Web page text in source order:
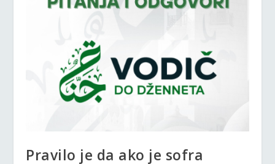
Pravilo je da ako je sofra